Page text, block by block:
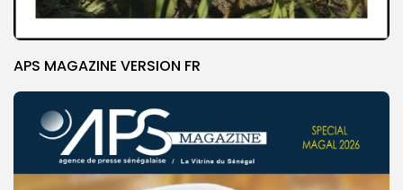
APS MAGAZINE VERSION FR